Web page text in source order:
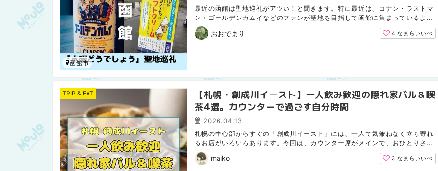
最近の函館は聖地巡礼がアツい！と聞きます。特に最近は、コナン・ラストマ
ン・ゴールデンカムイなどのファンが聖地を目指して函館に集まっているよう
です。 しかし忘れてならないのは、函館に「水曜どうでしょう...
おおでまり 4なまらいいべ
函館市
【札幌・創成川イースト】一人飲み歓迎の隠れ家バル＆喫
茶4選。カウンターで過ごす自分時間
2026.04.13
札幌の中心部からすぐの「創成川イースト」には、一人で気兼ねなく立ち寄れ
るお店がいろいろあります。今回は、カウンター席がメインで、おひとりさま
でも気兼ねなく過ごせる隠れ家的な4軒をまとめました。こだわ...
maiko 3なまらいいべ
TRIP & EAT